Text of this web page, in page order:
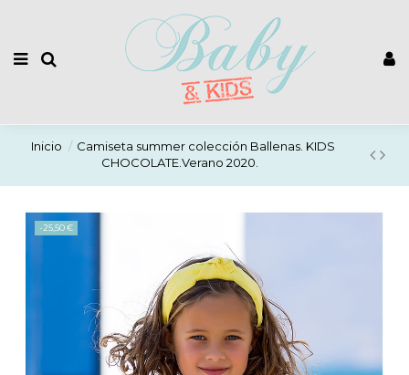
Inicio
Camiseta summer colección Ballenas. KIDS
CHOCOLATE.Verano 2020.
-25,50 €